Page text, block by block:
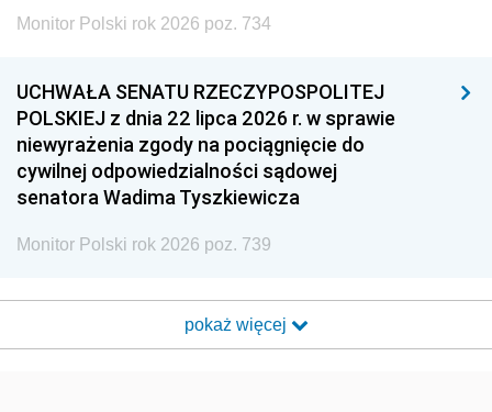
Monitor Polski rok 2026 poz. 734
UCHWAŁA SENATU RZECZYPOSPOLITEJ
POLSKIEJ z dnia 22 lipca 2026 r. w sprawie
niewyrażenia zgody na pociągnięcie do
cywilnej odpowiedzialności sądowej
senatora Wadima Tyszkiewicza
Monitor Polski rok 2026 poz. 739
pokaż więcej